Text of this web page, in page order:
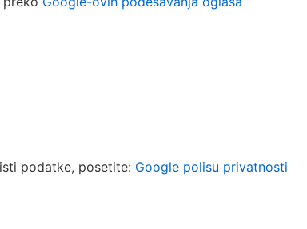
podatke, posetite: Google polisu privatnosti